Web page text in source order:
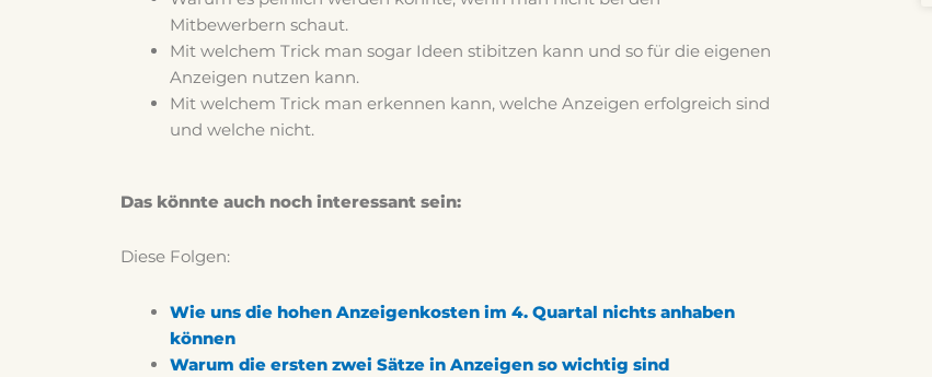
Mitbewerbern schaut.
Mit welchem Trick man sogar Ideen stibitzen kann und so für die eigenen
Anzeigen nutzen kann.
Mit welchem Trick man erkennen kann, welche Anzeigen erfolgreich sind
und welche nicht.
Das könnte auch noch interessant sein:
Diese Folgen:
Wie uns die hohen Anzeigenkosten im 4. Quartal nichts anhaben
können
Warum die ersten zwei Sätze in Anzeigen so wichtig sind